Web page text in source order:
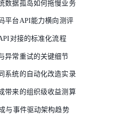
数据孤岛如何拖慢业务
平台API能力横向测评
对接的标准化流程
异常重试的关键细节
系统的自动化改造实录
带来的组织级收益测算
与事件驱动架构趋势